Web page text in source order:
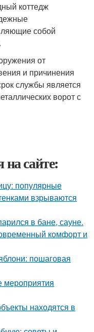
коттедж
собой
от
и причинения
службы является
ворот с
сайте:
популярные
взрываются
в бане, сауне.
комфорт и
пошаговая
мероприятия
находятся в